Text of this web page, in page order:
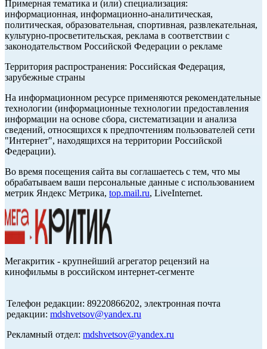
Примерная тематика и (или) специализация:
информационная, информационно-аналитическая,
политическая, образовательная, спортивная, развлекательная,
культурно-просветительская, реклама в соответствии с
законодательством Российской Федерации о рекламе
Территория распространения: Российская Федерация,
зарубежные страны
На информационном ресурсе применяются рекомендательные
технологии (информационные технологии предоставления
информации на основе сбора, систематизации и анализа
сведений, относящихся к предпочтениям пользователей сети
"Интернет", находящихся на территории Российской
Федерации).
Во время посещения сайта вы соглашаетесь с тем, что мы
обрабатываем ваши персональные данные с использованием
метрик Яндекс Метрика, top.mail.ru, LiveInternet.
Мегакритик - крупнейший агрегатор рецензий на
кинофильмы в российском интернет-сегменте
Телефон редакции: 89220866202, электронная почта
редакции: mdshvetsov@yandex.ru
Рекламный отдел: mdshvetsov@yandex.ru